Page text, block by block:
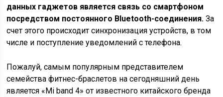
данных гаджетов является связь со смартфоном
посредством постоянного Bluetooth-соединения. За
счет этого происходит синхронизация устройств, в том
числе и поступление уведомлений с телефона.
Пожалуй, самым популярным представителем
семейства фитнес-браслетов на сегодняшний день
является «Mi band 4» от известного китайского бренда